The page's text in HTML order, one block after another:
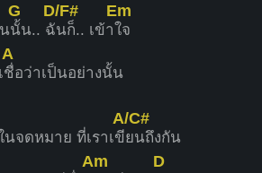
G
นั้น.. ฉั
D/F#
นก็.. เข้า
Em
ใจ
เ
A
ชื่อว่าเป็นอย่างนั้น
จดหมาย ที่เราเขี
A/C#
ยนถึงกัน
Am D